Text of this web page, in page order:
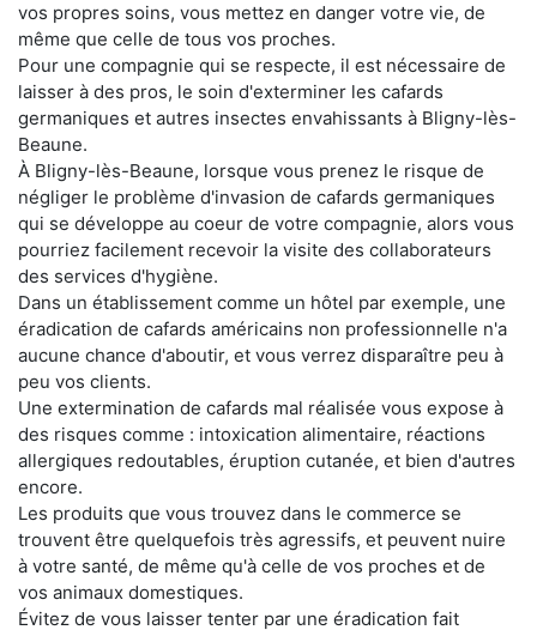
vos propres soins, vous mettez en danger votre vie, de
même que celle de tous vos proches.
Pour une compagnie qui se respecte, il est nécessaire de
laisser à des pros, le soin d'exterminer les cafards
germaniques et autres insectes envahissants à Bligny-lès-
Beaune.
À Bligny-lès-Beaune, lorsque vous prenez le risque de
négliger le problème d'invasion de cafards germaniques
qui se développe au coeur de votre compagnie, alors vous
pourriez facilement recevoir la visite des collaborateurs
des services d'hygiène.
Dans un établissement comme un hôtel par exemple, une
éradication de cafards américains non professionnelle n'a
aucune chance d'aboutir, et vous verrez disparaître peu à
peu vos clients.
Une extermination de cafards mal réalisée vous expose à
des risques comme : intoxication alimentaire, réactions
allergiques redoutables, éruption cutanée, et bien d'autres
encore.
Les produits que vous trouvez dans le commerce se
trouvent être quelquefois très agressifs, et peuvent nuire
à votre santé, de même qu'à celle de vos proches et de
vos animaux domestiques.
Évitez de vous laisser tenter par une éradication fait